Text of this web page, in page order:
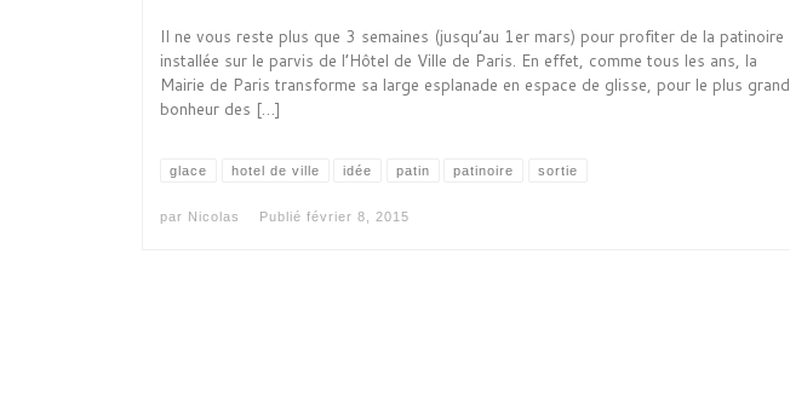
Il ne vous reste plus que 3 semaines (jusqu’au 1er mars) pour profiter de la patinoire
installée sur le parvis de l’Hôtel de Ville de Paris. En effet, comme tous les ans, la
Mairie de Paris transforme sa large esplanade en espace de glisse, pour le plus grand
bonheur des […]
glace hotel de ville idée patin patinoire sortie
par Nicolas Publié février 8, 2015